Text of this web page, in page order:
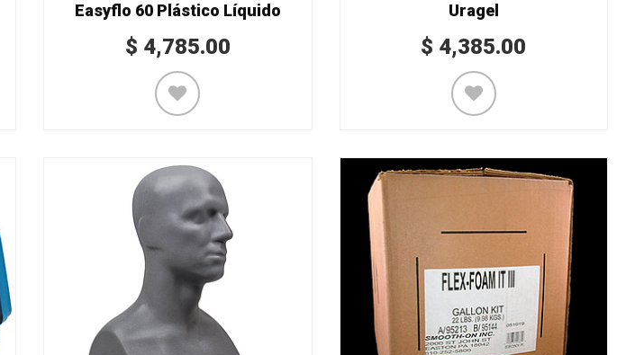
Easyflo 60 Plástico Líquido
$ 4,785.00
Uragel
$ 4,385.00